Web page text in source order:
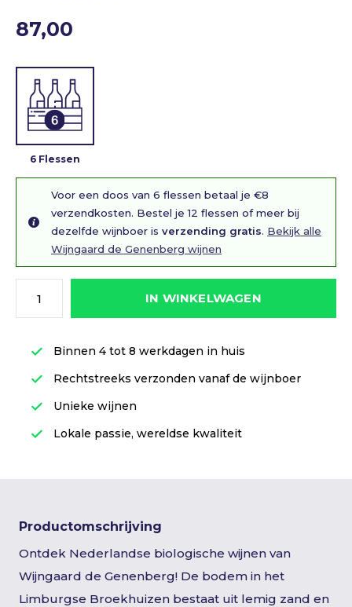
87,00
6 Flessen
Voor een doos van 6 flessen betaal je €8
verzendkosten. Bestel je 12 flessen of meer bij
dezelfde wijnboer is verzending gratis. Bekijk alle
Wijngaard de Genenberg wijnen
IN WINKELWAGEN
Binnen 4 tot 8 werkdagen in huis
Rechtstreeks verzonden vanaf de wijnboer
Unieke wijnen
Lokale passie, wereldse kwaliteit
Productomschrijving
Ontdek Nederlandse biologische wijnen van
Wijngaard de Genenberg! De bodem in het
Limburgse Broekhuizen bestaat uit lemig zand en